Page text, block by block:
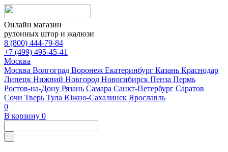
Онлайн магазин
рулонных штор и жалюзи
8 (800) 444-79-84
+7 (499) 495-45-41
Москва
Москва Волгоград Воронеж Екатеринбург Казань Краснодар
Липецк Нижний Новгород Новосибирск Пенза Пермь
Ростов-на-Дону Рязань Самара Санкт-Петербург Саратов
Сочи Тверь Тула Южно-Сахалинск Ярославль
0
В корзину 0